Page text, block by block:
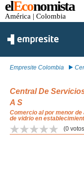
elEconomista
América | Colombia
Empresite Colombia
Central De
A S
Comercio al por menor
de vidrio en
(0